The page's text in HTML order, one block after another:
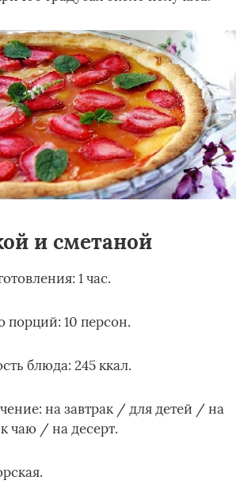
и сметаной
1 час.
порций: 10 персон.
блюда: 245 ккал.
на завтрак / для детей / на
чаю / на десерт.